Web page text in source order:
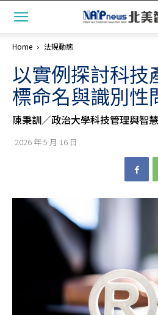
Home 法規動態
以實例探討科技
標命名與識別性
陳秉訓／政治大學科技管理與智
2026 年 5 月 16 日